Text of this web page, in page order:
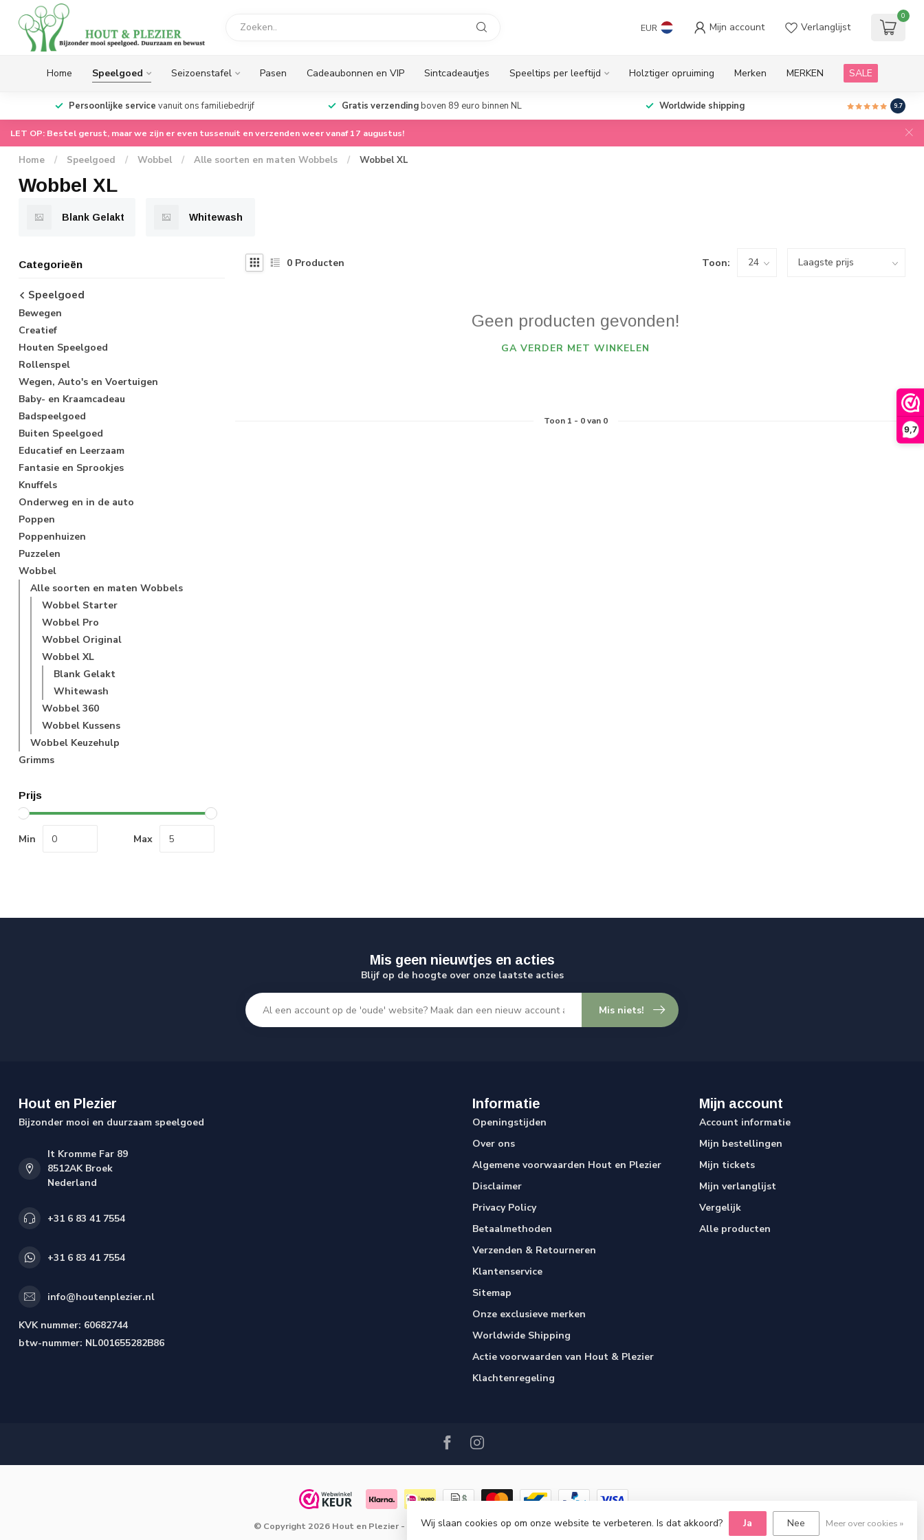
9,7
EUR Mijn account Verlanglijst
0
Home Speelgoed Seizoenstafel Pasen Cadeaubonnen en VIP Sintcadeautjes Speeltips per leeftijd Holztiger opruiming Merken MERKEN SALE
Persoonlijke service vanuit ons familiebedrijf Gratis verzendingboven 89 euro binnen NL Worldwide shipping 9.7
LET OP: Bestel gerust, maar we zijn er even tussenuit en verzenden weer vanaf 17 augustus!
Home / Speelgoed / Wobbel / Alle soorten en maten Wobbels / Wobbel XL
Wobbel XL
Blank Gelakt Whitewash
Categorieën
Speelgoed
Bewegen
Creatief
Houten Speelgoed
Rollenspel
Wegen, Auto's en Voertuigen
Baby- en Kraamcadeau
Badspeelgoed
Buiten Speelgoed
Educatief en Leerzaam
Fantasie en Sprookjes
Knuffels
Onderweg en in de auto
Poppen
Poppenhuizen
Puzzelen
Wobbel
Alle soorten en maten Wobbels
Wobbel Starter
Wobbel Pro
Wobbel Original
Wobbel XL
Blank Gelakt
Whitewash
Wobbel 360
Wobbel Kussens
Wobbel Keuzehulp
Grimms
Prijs
Min Max
0 Producten Toon:
Geen producten gevonden!
GA VERDER MET WINKELEN
Toon 1 - 0van 0
Mis geen nieuwtjes en acties
Blijf op de hoogte over onze laatste acties
Mis niets!
Hout en Plezier
Bijzonder mooi en duurzaam speelgoed
It Kromme Far 89
8512AK Broek
Nederland
+31 6 83 41 7554
+31 6 83 41 7554
info@houtenplezier.nl
KVK nummer: 60682744
btw-nummer: NL001655282B86
Informatie
Openingstijden
Over ons
Algemene voorwaarden Hout en Plezier
Disclaimer
Privacy Policy
Betaalmethoden
Verzenden & Retourneren
Klantenservice
Sitemap
Onze exclusieve merken
Worldwide Shipping
Actie voorwaarden van Hout & Plezier
Klachtenregeling
Mijn account
Account informatie
Mijn bestellingen
Mijn tickets
Mijn verlanglijst
Vergelijk
Alle producten
© Copyright 2026 Hout en Plezier - Powered byLightspeed-Lightspeed designbyDyvelopment
Wij slaan cookies op om onze website te verbeteren. Is dat akkoord? Ja Nee Meer over cookies »